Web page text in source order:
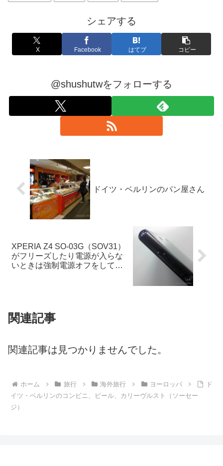
シェアする
X Facebook はてブ コピー
@shushutwをフォローする
ドイツ・ベルリンのパン屋さん
XPERIA Z4 SO-03G（SOV31）
がフリーズしたり電源が入らな
いときは強制電源オフをしてみ
関連記事
関連記事は見つかりませんでした。
ホーム 旅行 海外旅行 ヨーロッパ
ド
イツ・ベルリンのコンビニ、ビール、カリーヴルスト（ソーセー
ジ）